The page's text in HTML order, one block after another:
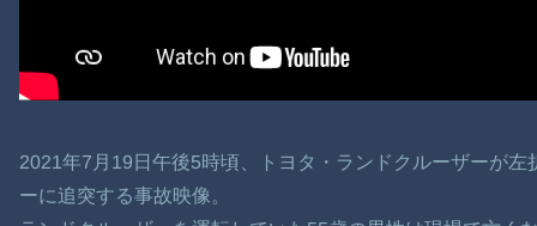
2021年7月19日午後5時頃、トヨタ・ランドクルーザーが
ーに追突する事故映像。